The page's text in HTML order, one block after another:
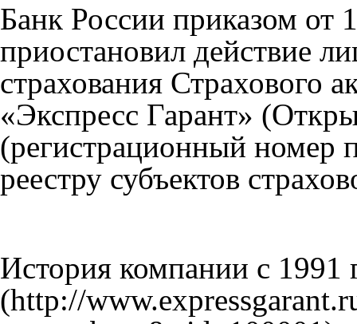
Банк России приказом
приостановил действие
страхования Страхового
«Экспресс Гарант»
(регистрационный номер
реестру субъектов
История компании с 1991